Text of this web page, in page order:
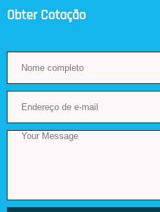
Obter Cotação